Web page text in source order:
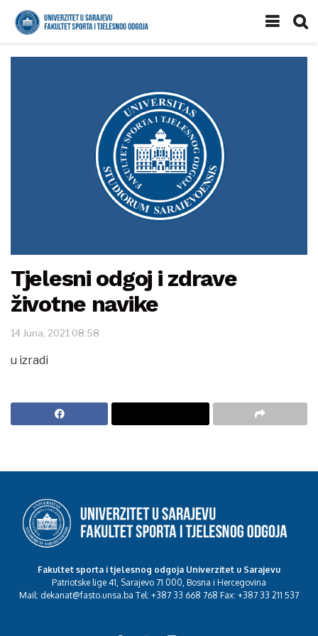
Tjelesni odgoj i zdrave
životne navike
14 Juna, 2021 08:58
u izradi
Fakultet sporta i tjelesnog odgoja Univerzitet u Sarajevu
Patriotske lige 41, Sarajevo 71 000, Bosna i Hercegovina
Mail: dekanat@fasto.unsa.ba Tel: +387 33 668 768 Fax: +387 33 211 537